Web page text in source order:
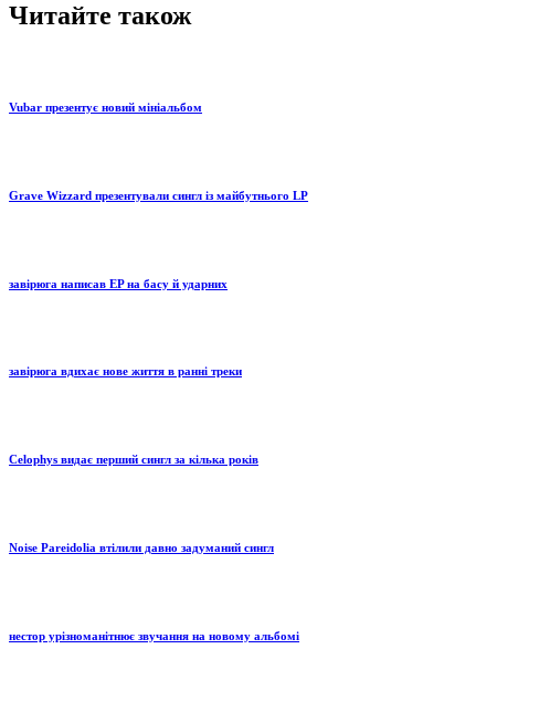
Читайте також
Vubar презентує новий мініальбом
Grave Wizzard презентували сингл із майбутнього LP
завірюга написав EP на басу й ударних
завірюга вдихає нове життя в ранні треки
Celophys видає перший сингл за кілька років
Noise Pareidolia втілили давно задуманий сингл
нестор урізноманітнює звучання на новому альбомі